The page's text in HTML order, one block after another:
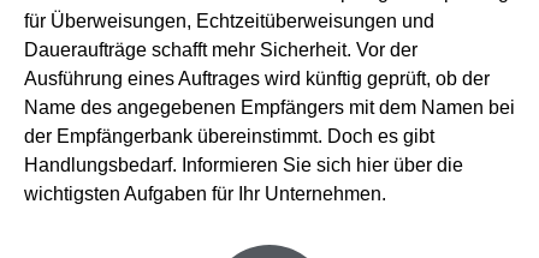
für Überweisungen, Echtzeitüberweisungen und
Daueraufträge schafft mehr Sicherheit. Vor der
Ausführung eines Auftrages wird künftig geprüft, ob der
Name des angegebenen Empfängers mit dem Namen bei
der Empfängerbank übereinstimmt. Doch es gibt
Handlungsbedarf. Informieren Sie sich hier über die
wichtigsten Aufgaben für Ihr Unternehmen.